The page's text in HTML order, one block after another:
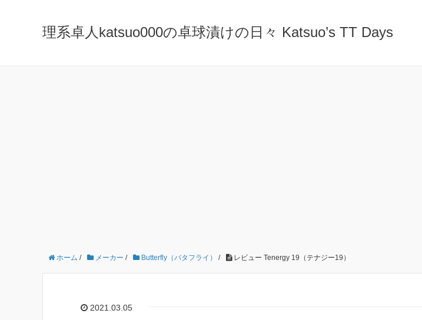
理系卓人katsuo000の卓球漬けの日々 Katsuo’s TT Days
ホーム / メーカー / Butterfly（バタフライ） / レビュー Tenergy 19（テナジー19）
2021.03.05